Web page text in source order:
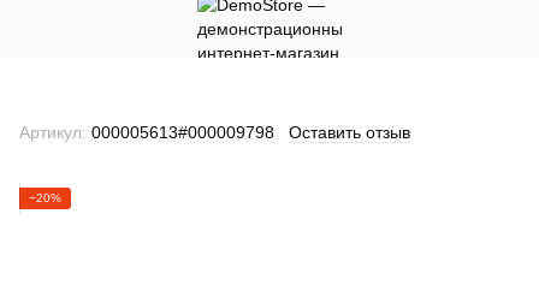
Артикул: 000005613#000009798 Оставить отзыв
−20%